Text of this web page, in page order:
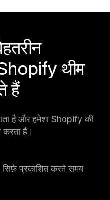
थीम
हैं
है और हमेशा Shopify की
है।
प्रकाशित करते समय